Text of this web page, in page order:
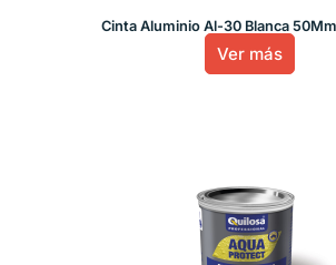
Cinta Aluminio Al-30 Blanca
Ver más